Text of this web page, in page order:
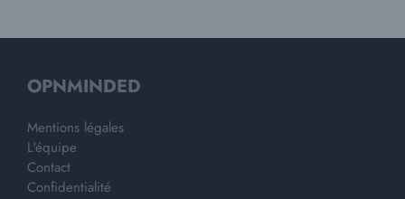
OPNMINDED
Mentions légales
L'équipe
Contact
Confidentialité